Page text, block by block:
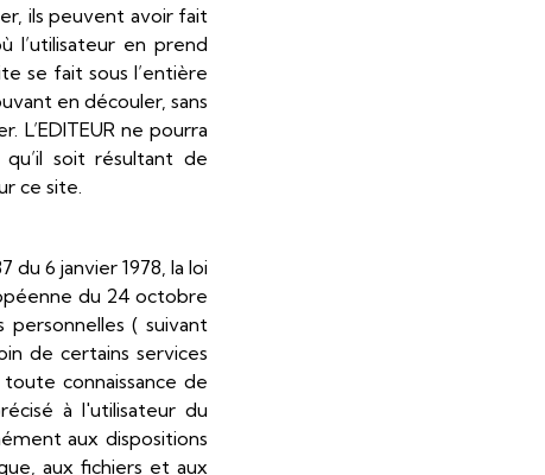
ils peuvent avoir fait
l’utilisateur en prend
se fait sous l’entière
en découler, sans
L’EDITEUR ne pourra
soit résultant de
ce site.
6 janvier 1978, la loi
du 24 octobre
personnelles ( suivant
de certains services
connaissance de
à l'utilisateur du
aux dispositions
aux fichiers et aux